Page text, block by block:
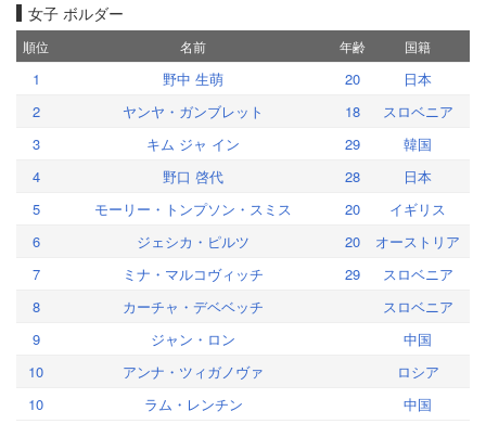
女子 ボルダー
順位 名前 年齢 国籍
1 野中 生萌 20
日本
2
ヤンヤ・ガンブレット 18
スロベニア
3
キム ジャ イン 29
韓国
4
野口 啓代 28
日本
5
モーリー・トンプソン・スミス 20
イギリス
6
ジェシカ・ピルツ 20
オーストリア
7
ミナ・マルコヴィッチ 29
スロベニア
8
カーチャ・デベベッチ
スロベニア
9
ジャン・ロン
中国
10
アンナ・ツィガノヴァ
ロシア
10
ラム・レンチン 中国